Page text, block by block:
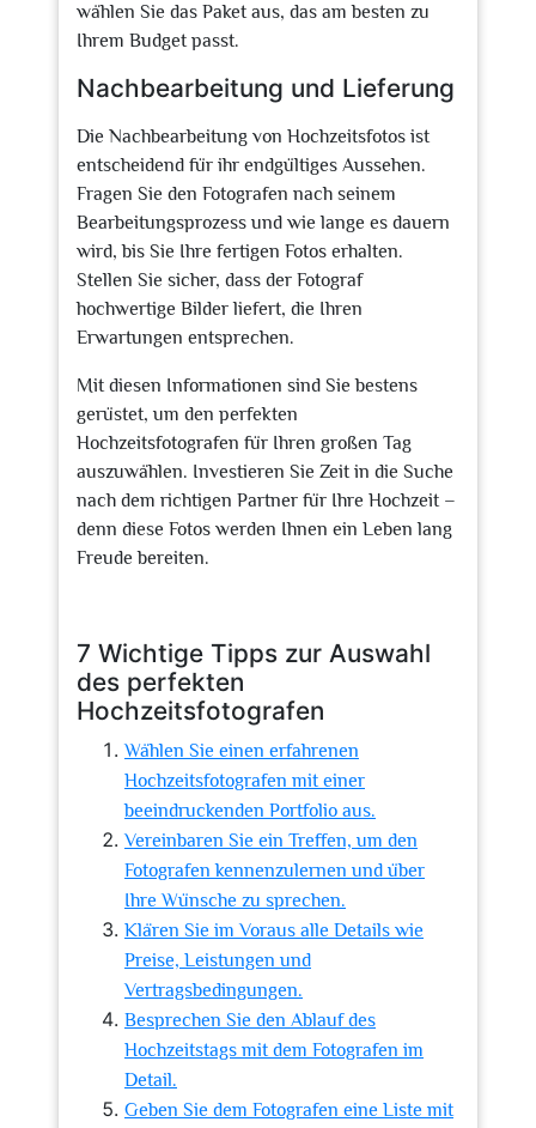
wählen Sie das Paket aus, das am besten zu
Ihrem Budget passt.
Nachbearbeitung und Lieferung
Die Nachbearbeitung von Hochzeitsfotos ist
entscheidend für ihr endgültiges Aussehen.
Fragen Sie den Fotografen nach seinem
Bearbeitungsprozess und wie lange es dauern
wird, bis Sie Ihre fertigen Fotos erhalten.
Stellen Sie sicher, dass der Fotograf
hochwertige Bilder liefert, die Ihren
Erwartungen entsprechen.
Mit diesen Informationen sind Sie bestens
gerüstet, um den perfekten
Hochzeitsfotografen für Ihren großen Tag
auszuwählen. Investieren Sie Zeit in die Suche
nach dem richtigen Partner für Ihre Hochzeit –
denn diese Fotos werden Ihnen ein Leben lang
Freude bereiten.
7 Wichtige Tipps zur Auswahl
des perfekten
Hochzeitsfotografen
Wählen Sie einen erfahrenen
Hochzeitsfotografen mit einer
beeindruckenden Portfolio aus.
Vereinbaren Sie ein Treffen, um den
Fotografen kennenzulernen und über
Ihre Wünsche zu sprechen.
Klären Sie im Voraus alle Details wie
Preise, Leistungen und
Vertragsbedingungen.
Besprechen Sie den Ablauf des
Hochzeitstags mit dem Fotografen im
Detail.
Geben Sie dem Fotografen eine Liste mit